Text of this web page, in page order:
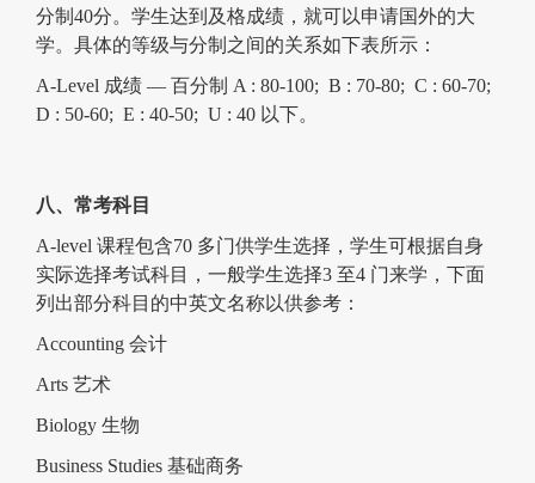
分制40分。学生达到及格成绩，就可以申请国外的大
学。具体的等级与分制之间的关系如下表所示：
A-Level 成绩 — 百分制 A : 80-100; B : 70-80; C : 60-70;
D : 50-60; E : 40-50; U : 40 以下。
八、常考科目
A-level 课程包含70 多门供学生选择，学生可根据自身
实际选择考试科目，一般学生选择3 至4 门来学，下面
列出部分科目的中英文名称以供参考：
Accounting 会计
Arts 艺术
Biology 生物
Business Studies 基础商务